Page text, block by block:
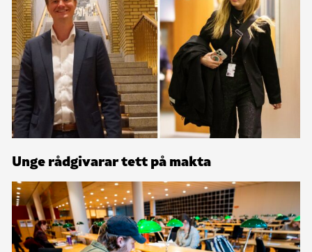
Unge rådgivarar tett på makta